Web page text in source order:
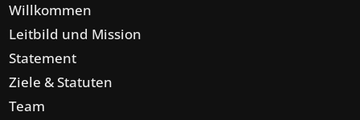
Willkommen
Leitbild und Mission
Statement
Ziele & Statuten
Team